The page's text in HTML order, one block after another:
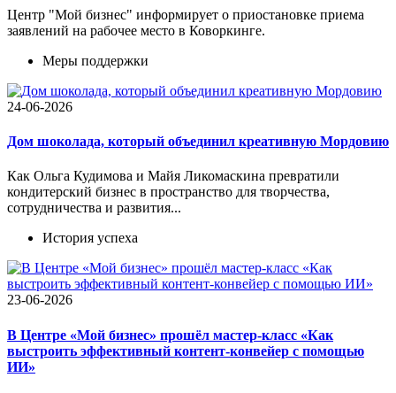
Центр "Мой бизнес" информирует о приостановке приема
заявлений на рабочее место в Коворкинге.
Меры поддержки
24-06-2026
Дом шоколада, который объединил креативную Мордовию
Как Ольга Кудимова и Майя Ликомаскина превратили
кондитерский бизнес в пространство для творчества,
сотрудничества и развития...
История успеха
23-06-2026
В Центре «Мой бизнес» прошёл мастер-класс «Как
выстроить эффективный контент-конвейер с помощью
ИИ»